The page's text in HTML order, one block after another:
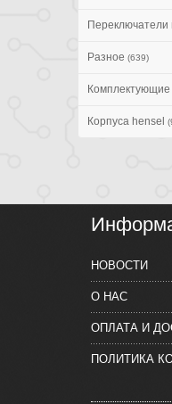
Переключатели
Разное (639)
Комплектующие
Корпуса hensel
НОВОСТИ
О НАС
ОПЛАТА И
ПОЛИТИКА